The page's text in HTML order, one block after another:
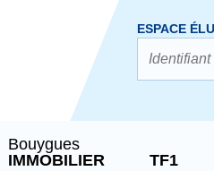
ESPACE
Bouygues
IMMOBILIER
TF1